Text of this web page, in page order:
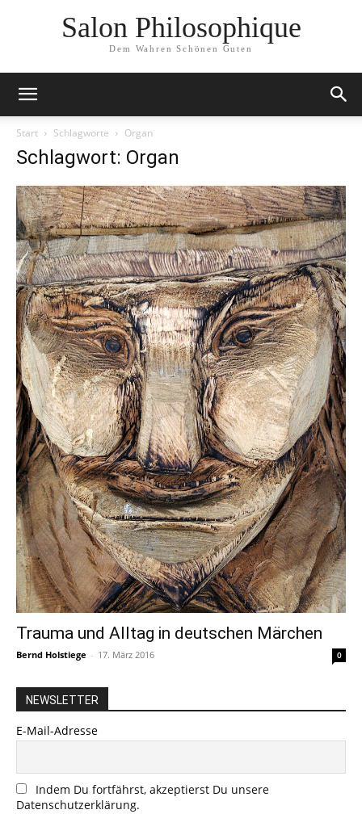
Salon Philosophique
Dem Wahren Schönen Guten
Start Schlagworte Organ
Schlagwort: Organ
Trauma und Alltag in deutschen Märchen
Bernd Holstiege - 17. März 2016 0
NEWSLETTER
E-Mail-Adresse
Indem Du fortfährst, akzeptierst Du unsere
Datenschutzerklärung.